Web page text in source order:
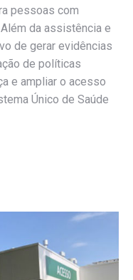
pessoas com
da assistência e
de gerar evidências
de políticas
e ampliar o acesso
Único de Saúde